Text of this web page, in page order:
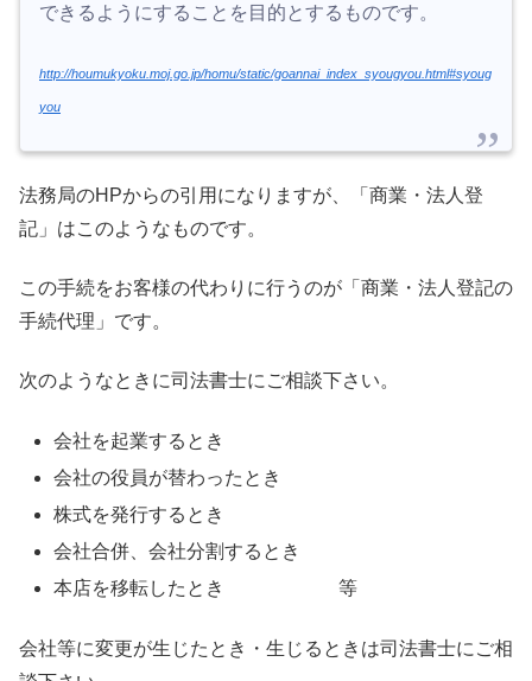
できるようにすることを目的とするものです。
http://houmukyoku.moj.go.jp/homu/static/goannai_index_syougyou.html#syoug
you
法務局のHPからの引用になりますが、「商業・法人登
記」はこのようなものです。
この手続をお客様の代わりに行うのが「商業・法人登記の
手続代理」です。
次のようなときに司法書士にご相談下さい。
会社を起業するとき
会社の役員が替わったとき
株式を発行するとき
会社合併、会社分割するとき
本店を移転したとき 等
会社等に変更が生じたとき・生じるときは司法書士にご相